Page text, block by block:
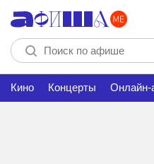
Кино Концерты